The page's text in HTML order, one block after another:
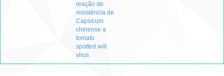
reação de
resistência de
Capsicum
chinense a
tomato
spotted wilt
virus